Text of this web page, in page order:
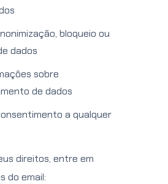
bloqueio ou
dados
sobre
de dados
a qualquer
direitos, entre em
do email: